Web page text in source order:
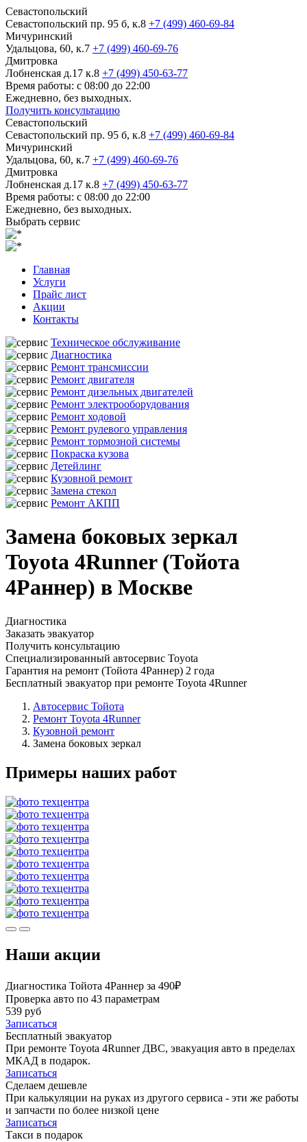
Севастопольский
Севастопольский пр. 95 б, к.8 +7 (499) 460-69-84
Мичуринский
Удальцова, 60, к.7 +7 (499) 460-69-76
Дмитровка
Лобненская д.17 к.8 +7 (499) 450-63-77
Время работы: с 08:00 до 22:00
Ежедневно, без выходных.
Получить консультацию
Севастопольский
Севастопольский пр. 95 б, к.8 +7 (499) 460-69-84
Мичуринский
Удальцова, 60, к.7 +7 (499) 460-69-76
Дмитровка
Лобненская д.17 к.8 +7 (499) 450-63-77
Время работы: с 08:00 до 22:00
Ежедневно, без выходных.
Выбрать сервис
Главная
Услуги
Прайс лист
Акции
Контакты
Техническое обслуживание
Диагностика
Ремонт трансмиссии
Ремонт двигателя
Ремонт дизельных двигателей
Ремонт электрооборудования
Ремонт ходовой
Ремонт рулевого управления
Ремонт тормозной системы
Покраска кузова
Детейлинг
Кузовной ремонт
Замена стекол
Ремонт АКПП
Замена боковых зеркал
Toyota 4Runner (Тойота
4Раннер) в Москве
Диагностика
Заказать эвакуатор
Получить консультацию
Специализированный автосервис Toyota
Гарантия на ремонт (Тойота 4Раннер) 2 года
Бесплатный эвакуатор при ремонте Toyota 4Runner
Автосервис Тойота
Ремонт Toyota 4Runner
Кузовной ремонт
Замена боковых зеркал
Примеры наших работ
Наши акции
Диагностика Тойота 4Раннер за 490₽
Проверка авто по 43 параметрам
539 руб
Записаться
Бесплатный эвакуатор
При ремонте Toyota 4Runner ДВС, эвакуация авто в пределах
МКАД в подарок.
Записаться
Сделаем дешевле
При калькуляции на руках из другого сервиса - эти же работы
и запчасти по более низкой цене
Записаться
Такси в подарок